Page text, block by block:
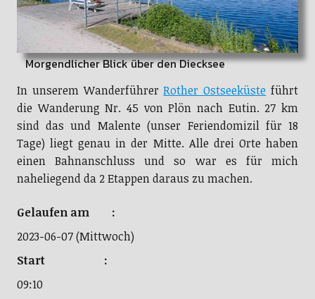
Morgendlicher Blick über den Diecksee
In unserem WanderführerRother Ostseeküste führt
die Wanderung Nr. 45 von Plön nach Eutin. 27 km
sind das und Malente (unser Feriendomizil für 18
Tage) liegt genau in der Mitte. Alle drei Orte haben
einen Bahnanschluss und so war es für mich
naheliegend da 2 Etappen daraus zu machen.
Gelaufen am :
2023-06-07 (Mittwoch)
Start :
09:10